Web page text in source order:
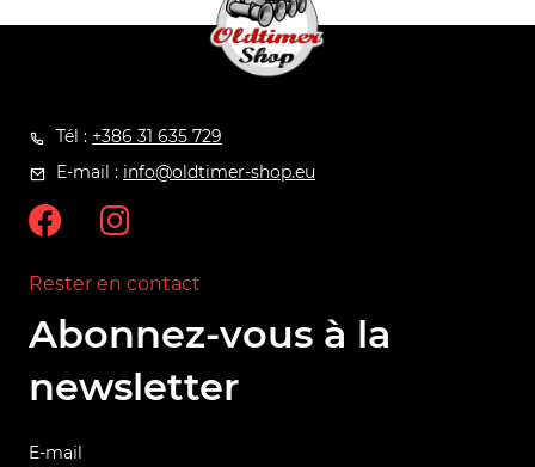
Tél : +386 31 635 729
E-mail : info@oldtimer-shop.eu
Rester en contact
Abonnez-vous à la
newsletter
E-mail